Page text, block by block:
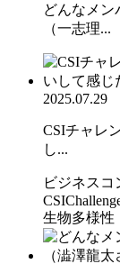
どんなメン
（一志理...
2025.07.29
CSIチャレ
し...
ビジネスコ
生物多様性